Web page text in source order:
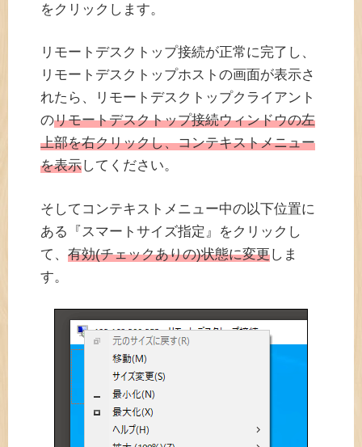
をクリックします。
リモートデスクトップ接続が正常に完了し、
リモートデスクトップホストの画面が表示さ
れたら、リモートデスクトップクライアント
のリモートデスクトップ接続ウィンドウの左
上部を右クリックし、コンテキストメニュー
を表示してください。
そしてコンテキストメニュー中の以下位置に
ある『スマートサイズ指定』をクリックし
て、 有効(チェックありの)状態に変更しま
す。